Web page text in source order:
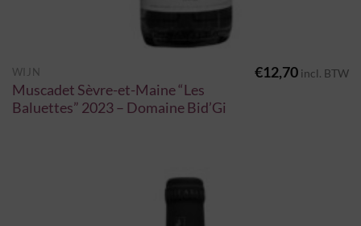
WIJN
Muscadet Sèvre-et-Maine “Les
Baluettes” 2023 – Domaine Bid’Gi
€12,70 incl. BTW